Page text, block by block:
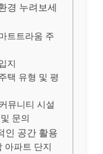
경 누려보세
트트라움 주
지
택 유형 및 평
뮤니티 시설
문의
인 공간 활용
아파트 단지